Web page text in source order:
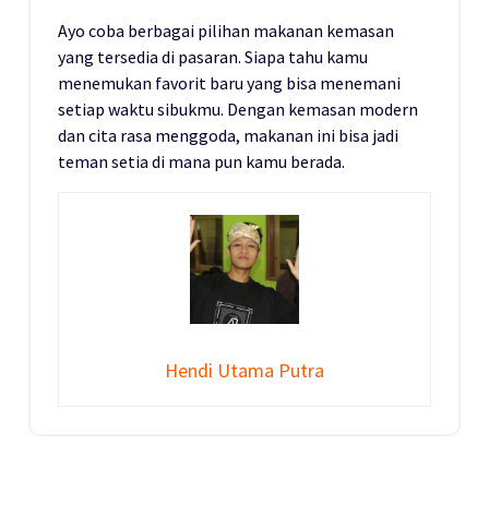
Ayo coba berbagai pilihan makanan kemasan
yang tersedia di pasaran. Siapa tahu kamu
menemukan favorit baru yang bisa menemani
setiap waktu sibukmu. Dengan kemasan modern
dan cita rasa menggoda, makanan ini bisa jadi
teman setia di mana pun kamu berada.
Hendi Utama Putra